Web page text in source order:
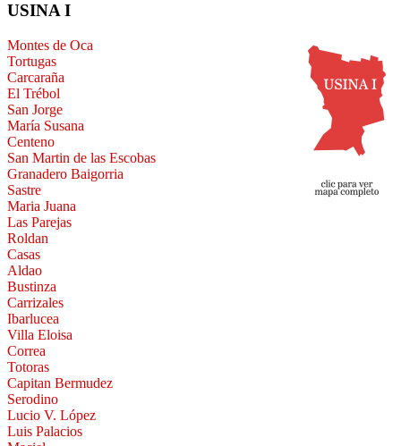
USINA I
Montes de Oca
Tortugas
Carcaraña
El Trébol
San Jorge
María Susana
Centeno
San Martin de las Escobas
Granadero Baigorria
Sastre
Maria Juana
Las Parejas
Roldan
Casas
Aldao
Bustinza
Carrizales
Ibarlucea
Villa Eloisa
Correa
Totoras
Capitan Bermudez
Serodino
Lucio V. López
Luis Palacios